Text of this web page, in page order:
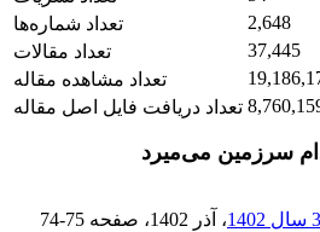
تعداد شماره‌ها
2,648
تعداد مقالات
37,445
تعداد مشاهده مقاله
تعداد دریافت فایل اصل مقاله
سرزمین می‌میرد
، آذر 1402 ، صفحه 74-75